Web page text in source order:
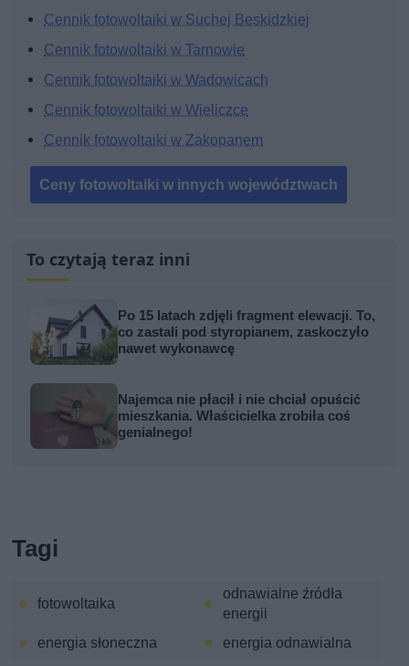
Cennik fotowoltaiki w Suchej Beskidzkiej
Cennik fotowoltaiki w Tarnowie
Cennik fotowoltaiki w Wadowicach
Cennik fotowoltaiki w Wieliczce
Cennik fotowoltaiki w Zakopanem
Ceny fotowoltaiki w innych województwach
To czytają teraz inni
Po 15 latach zdjęli fragment elewacji. To,
co zastali pod styropianem, zaskoczyło
nawet wykonawcę
Najemca nie płacił i nie chciał opuścić
mieszkania. Właścicielka zrobiła coś
genialnego!
Tagi
fotowoltaika
odnawialne źródła
energii
energia słoneczna
energia odnawialna